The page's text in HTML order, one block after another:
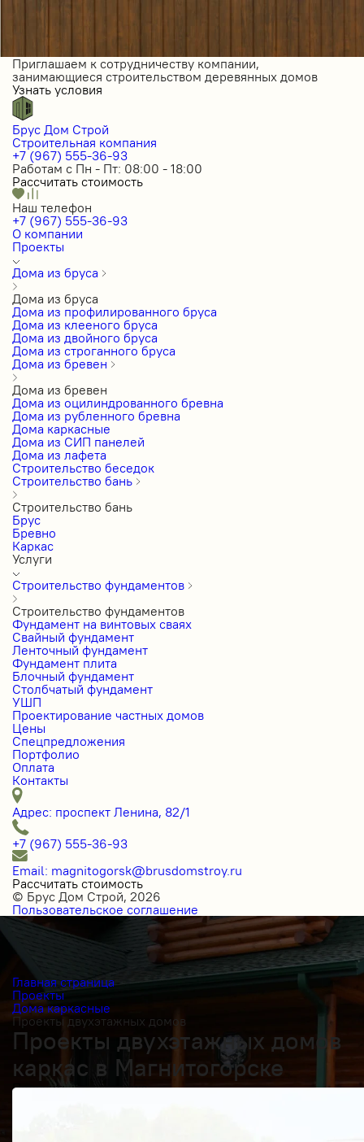
Приглашаем к сотрудничеству компании,
занимающиеся строительством деревянных домов
Узнать условия
Брус Дом Строй
Строительная компания
+7 (967) 555-36-93
Работам с Пн - Пт: 08:00 - 18:00
Рассчитать стоимость
Наш телефон
+7 (967) 555-36-93
О компании
Проекты
Дома из бруса
Дома из бруса
Дома из профилированного бруса
Дома из клееного бруса
Дома из двойного бруса
Дома из строганного бруса
Дома из бревен
Дома из бревен
Дома из оцилиндрованного бревна
Дома из рубленного бревна
Дома каркасные
Дома из СИП панелей
Дома из лафета
Строительство беседок
Строительство бань
Строительство бань
Брус
Бревно
Каркас
Услуги
Строительство фундаментов
Строительство фундаментов
Фундамент на винтовых сваях
Свайный фундамент
Ленточный фундамент
Фундамент плита
Блочный фундамент
Столбчатый фундамент
УШП
Проектирование частных домов
Цены
Спецпредложения
Портфолио
Оплата
Контакты
Адрес: проспект Ленина, 82/1
+7 (967) 555-36-93
Email: magnitogorsk@brusdomstroy.ru
Рассчитать стоимость
© Брус Дом Строй, 2026
Пользовательское соглашение
Главная страница
Проекты
Дома каркасные
Проекты двухэтажных домов
Проекты двухэтажных домов
каркас в Магнитогорске
Получить косультацию